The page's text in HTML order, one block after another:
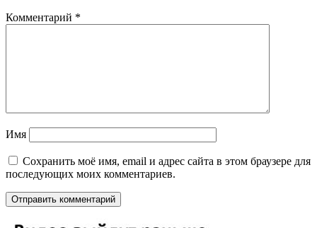
Комментарий *
Имя
Сохранить моё имя, email и адрес сайта в этом браузере для
последующих моих комментариев.